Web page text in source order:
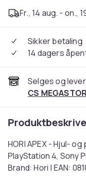
Fr., 14 aug. - on.,
Sikker betaling
14 dagers
Selges og
CS
HORI APEX - Hjul-
PlayStation 4, Sony
Brand: Hori | EAN: